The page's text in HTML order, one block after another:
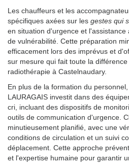
Les chauffeurs et les
spécifiques axées sur les gestes qui
en situation d'urgence et l'assistance
de vulnérabilité. Cette préparation
efficacement lors des imprévus et
sur mesure qui fait toute la
radiothérapie à Castelnaudary.
En plus de la formation du personnel,
LAURAGAIS investit dans des
cri, incluant des dispositifs de
outils de communication d'urgence.
minutieusement planifié, avec une
conditions de circulation et un suivi
déplacement. Cette approche
et l'expertise humaine pour garantir